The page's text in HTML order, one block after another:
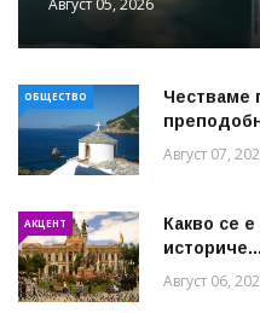
ОБЩЕСТВО
Честваме
Август 07,
АКЦЕНТ
Какво се е
историче...
Август 06,